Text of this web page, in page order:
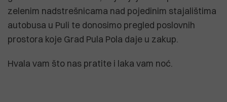
zelenim nadstrešnicama nad pojedinim stajalištima
autobusa u Puli te donosimo pregled poslovnih
prostora koje Grad Pula Pola daje u zakup.
Hvala vam što nas pratite i laka vam noć.